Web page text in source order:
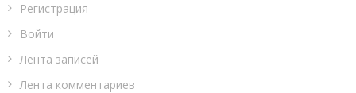
Регистрация
Войти
Лента записей
Лента комментариев